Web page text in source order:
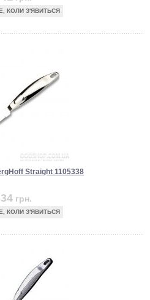
КОЛИ З'ЯВИТЬСЯ
Straight 1105338
грн.
КОЛИ З'ЯВИТЬСЯ